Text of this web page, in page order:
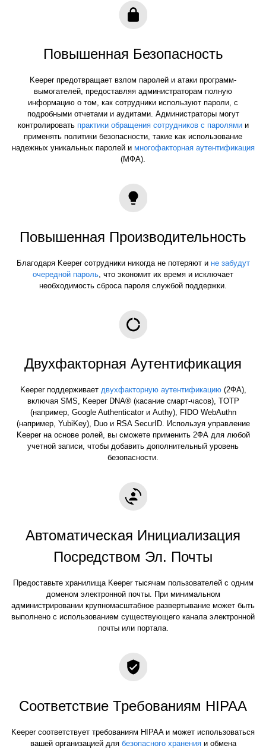
Повышенная Безопасность
Keeper предотвращает взлом паролей и атаки программ-
вымогателей, предоставляя администраторам полную
информацию о том, как сотрудники используют пароли, с
подробными отчетами и аудитами. Администраторы могут
контролировать практики обращения сотрудников с паролямии
применять политики безопасности, такие как использование
надежных уникальных паролей и многофакторная аутентификация
(МФА).
Повышенная Производительность
Благодаря Keeper сотрудники никогда не потеряют и не забудут
очередной пароль, что экономит их время и исключает
необходимость сброса пароля службой поддержки.
Двухфакторная Аутентификация
Keeper поддерживает двухфакторную аутентификацию(2ФА),
включая SMS, Keeper DNA® (касание смарт-часов), TOTP
(например, Google Authenticator и Authy), FIDO WebAuthn
(например, YubiKey), Duo и RSA SecurID. Используя управление
Keeper на основе ролей, вы сможете применить 2ФА для любой
учетной записи, чтобы добавить дополнительный уровень
безопасности.
Автоматическая Инициализация
Посредством Эл. Почты
Предоставьте хранилища Keeper тысячам пользователей с одним
доменом электронной почты. При минимальном
администрировании крупномасштабное развертывание может быть
выполнено с использованием существующего канала электронной
почты или портала.
Соответствие Требованиям HIPAA
Keeper соответствует требованиям HIPAA и может использоваться
вашей организацией для безопасного храненияи обмена